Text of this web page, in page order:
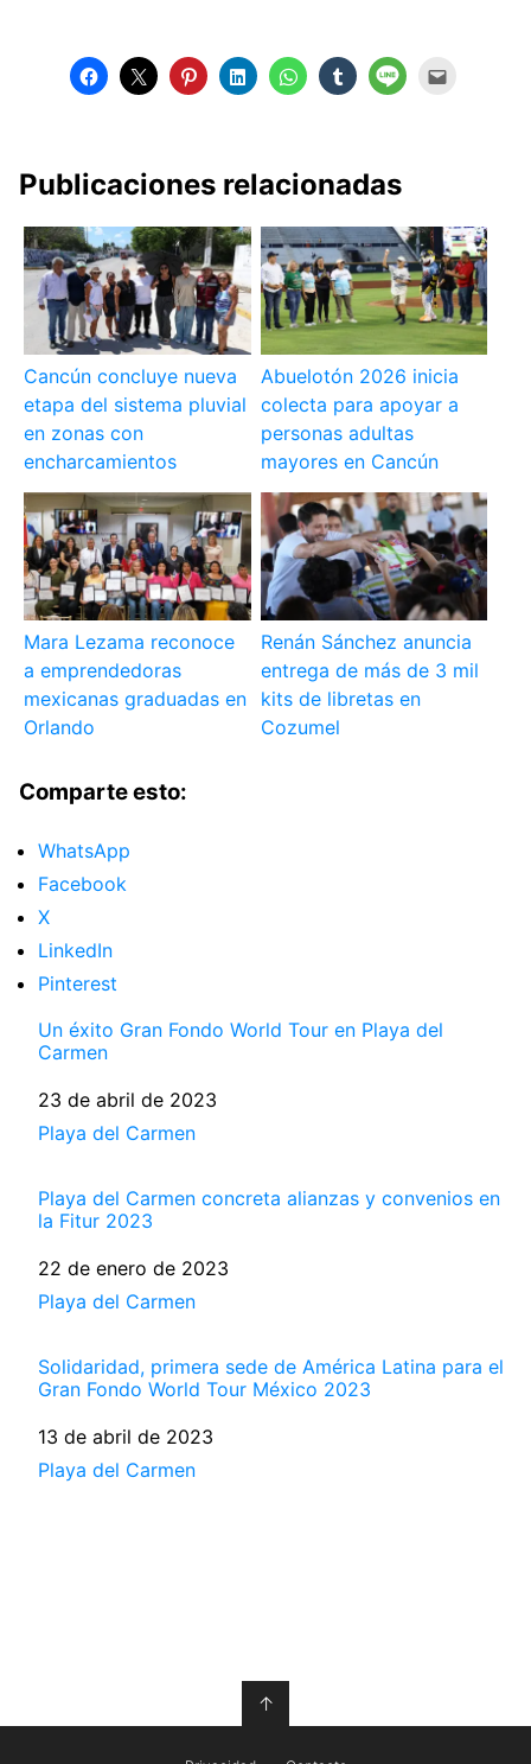
Publicaciones relacionadas
Cancún concluye nueva
etapa del sistema pluvial
en zonas con
encharcamientos
Abuelotón 2026 inicia
colecta para apoyar a
personas adultas
mayores en Cancún
Mara Lezama reconoce
a emprendedoras
mexicanas graduadas en
Orlando
Renán Sánchez anuncia
entrega de más de 3 mil
kits de libretas en
Cozumel
Comparte esto:
WhatsApp
Facebook
X
LinkedIn
Pinterest
Un éxito Gran Fondo World Tour en Playa del
Carmen
Fecha
23 de abril de 2023
Respecto a
Playa del Carmen
Playa del Carmen concreta alianzas y convenios en
la Fitur 2023
Fecha
22 de enero de 2023
Respecto a
Playa del Carmen
Solidaridad, primera sede de América Latina para el
Gran Fondo World Tour México 2023
Fecha
13 de abril de 2023
Respecto a
Playa del Carmen
↑